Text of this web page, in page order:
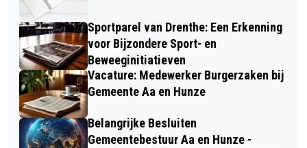
Sportparel van Drenthe: Een Erkenning
voor Bijzondere Sport- en
Beweeginitiatieven
Vacature: Medewerker Burgerzaken bij
Gemeente Aa en Hunze
Belangrijke Besluiten
Gemeentebestuur Aa en Hunze -